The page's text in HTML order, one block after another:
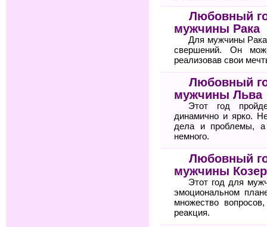
Любовный
мужчины Рака
Для мужчины
свершений. Он
реализовав свои
Любовный
мужчины Льва
Этот год
динамично и ярко.
дела и проблемы, а
немного.
Любовный
мужчины
Этот год для
эмоциональном
множество
реакция.